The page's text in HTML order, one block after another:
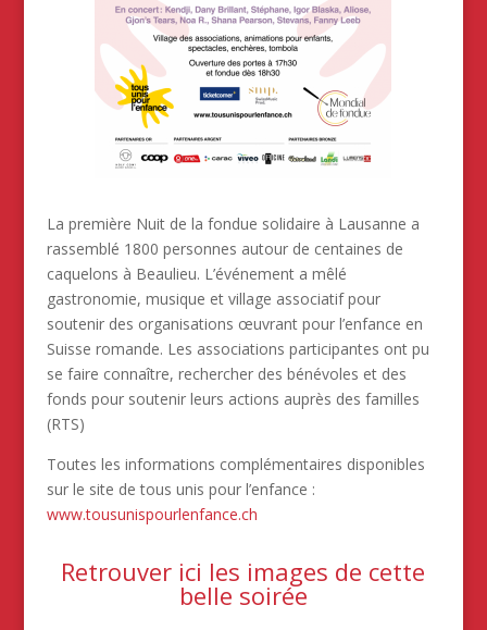
La première Nuit de la fondue solidaire à Lausanne a
rassemblé 1800 personnes autour de centaines de
caquelons à Beaulieu. L’événement a mêlé
gastronomie, musique et village associatif pour
soutenir des organisations œuvrant pour l’enfance en
Suisse romande. Les associations participantes ont pu
se faire connaître, rechercher des bénévoles et des
fonds pour soutenir leurs actions auprès des familles
(RTS)
Toutes les informations complémentaires disponibles
sur le site de tous unis pour l’enfance :
www.tousunispourlenfance.ch
Retrouver ici les images de cette
belle soirée